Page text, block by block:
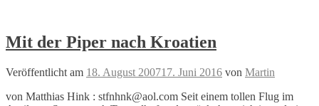
Mit der Piper nach Kroatien
Veröffentlicht am 18. August 200717. Juni 2016 von Martin
von Matthias Hink : stfnhnk@aol.com Seit einem tollen Flug im